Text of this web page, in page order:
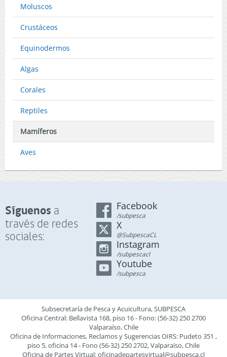
Moluscos
Crustáceos
Equinodermos
Algas
Corales
Reptiles
Mamíferos
Aves
Síguenos a
través de redes
sociales:
Facebook
/subpesca
X
@SubpescaCL
Instagram
/subpescacl
Youtube
/subpesca
Subsecretaría de Pesca y Acuicultura, SUBPESCA
Oficina Central: Bellavista 168, piso 16 - Fono: (56-32) 250 2700
Valparaíso, Chile
Oficina de Informaciones, Reclamos y Sugerencias OIRS: Pudeto 351 ,
piso 5, oficina 14 - Fono (56-32) 250 2702, Valparaíso, Chile
Oficina de Partes Virtual:oficinadepartesvirtual@subpesca.cl